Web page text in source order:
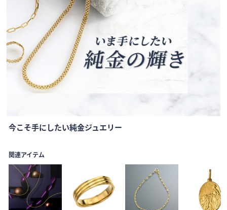
Item
1
今こそ手にしたい純金ジュエリー
関連アイテム